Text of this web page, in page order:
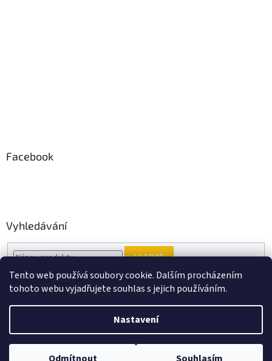
Tento web používá soubory cookie. Dalším procházením
tohoto webu vyjadřujete souhlas s jejich používáním.
Nastavení
Facebook
Vyhledávání
HLEDAT
Copyright 2026Black Point music. Všechna práva vyhrazena.